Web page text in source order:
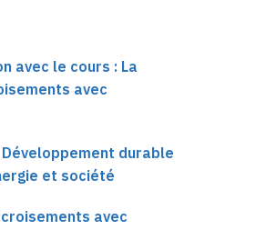
avec le cours : La
avec
durable
et société
avec